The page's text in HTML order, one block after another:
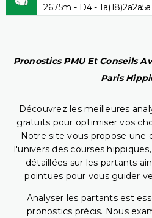
2675m - D4 -
Pronostics PMU Et Conseils
Paris
Découvrez les meilleures
gratuits pour optimiser vos
Notre site vous propose une
l'univers des courses
détaillées sur les partants
pointues pour vous guider
Analyser les partants est
pronostics précis. Nous